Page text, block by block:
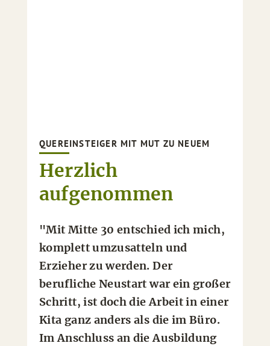
QUEREINSTEIGER MIT MUT ZU NEUEM
Herzlich
aufgenommen
"Mit Mitte 30 entschied ich mich,
komplett umzusatteln und
Erzieher zu werden. Der
berufliche Neustart war ein großer
Schritt, ist doch die Arbeit in einer
Kita ganz anders als die im Büro.
Im Anschluss an die Ausbildung